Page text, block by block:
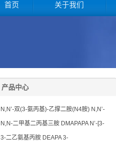
首页 关于我们
产品中心
N,N’-双(3-氨丙基)-乙撑二胺(N4胺) N,N’-
Bis(3-aminopropyl)-ethylenediamine CAS
No10563-26-5
N,N-二甲基二丙基三胺 DMAPAPA N’-[3-
(dimethylamino)propyllpropane-1,3-
3-二乙氨基丙胺 DEAPA 3-